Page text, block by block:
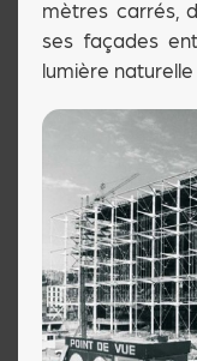
mètres carrés,
ses façades
lumière